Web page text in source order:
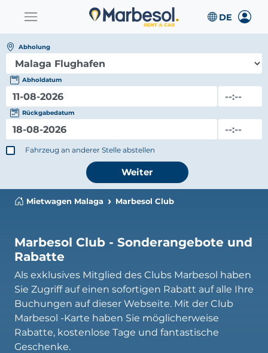
Abholung
Abholdatum
Rückgabedatum
Fahrzeug an anderer Stelle abstellen
Weiter
Mietwagen Malaga Marbesol Club
Marbesol Club - Sonderangebote und
Rabatte
Als exklusives Mitglied des Clubs Marbesol haben
Sie Zugriff auf einen sofortigen Rabatt auf alle Ihre
Buchungen auf dieser Webseite. Mit der Club
Marbesol -Karte haben Sie möglicherweise
Rabatte, kostenlose Tage und fantastische
Geschenke.